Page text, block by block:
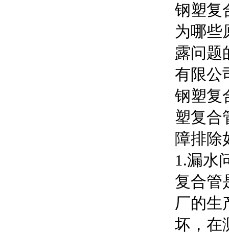
钢塑复
为哪些
露问题
有限公
钢塑复
塑复合
障排除
1.漏水
复合管
厂的生
坏，在